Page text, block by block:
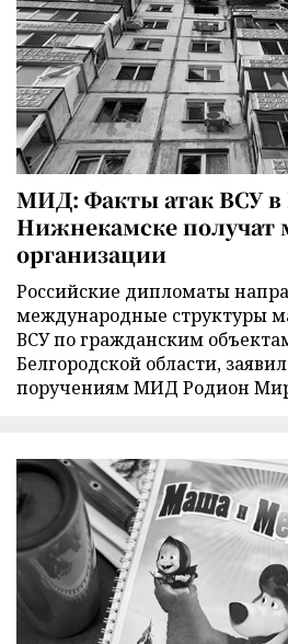
МИД: Факты атак ВСУ в
Нижнекамске
организации
Российские дипломаты
международные структуры
ВСУ по гражданским
Белгородской области,
поручениям МИД Родион